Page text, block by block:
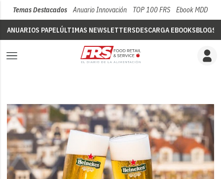
Temas Destacados Anuario Innovación TOP 100 FRS Ebook MDD
ANUARIOS PAPELÚLTIMAS NEWSLETTERSDESCARGA EBOOKSBLOGS